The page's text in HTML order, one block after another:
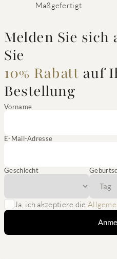
Maßgefertigt
Melden Sie
Sie
10% Rabatt auf
Bestellung
Vorname
E-Mail-Adresse
Geschlecht
Ja, ich akzeptiere die